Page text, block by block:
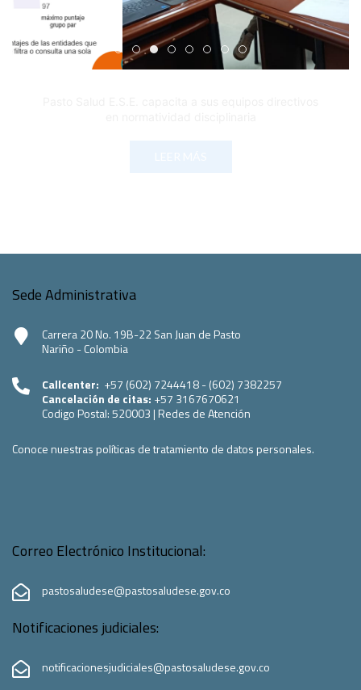
Edicto Emplazatorio a los Afiliados en el Régimen
Pasto Salud ESE lidera gestión institucional
Pasto Salud E.S.E. capacita a sus equipos
Último día para inscripciones en
Viceministro garantiza
Mil pesos que salvan vidas:
Cápsula 18-26 - Reporte
Cápsula 17-26 -
Sede Administrativa
Carrera 20 No. 19B-22 San Juan de Pasto
Nariño - Colombia
Callcenter: +57 (602) 7244418 - (602) 7382257
Cancelación de citas: +57 3167670621
Codigo Postal:520003 | Redes de Atención
Conoce nuestras políticas de tratamiento de datos personales.
Correo Electrónico Institucional:
pastosaludese@pastosaludese.gov.co
Notificaciones judiciales:
notificacionesjudiciales@pastosaludese.gov.co